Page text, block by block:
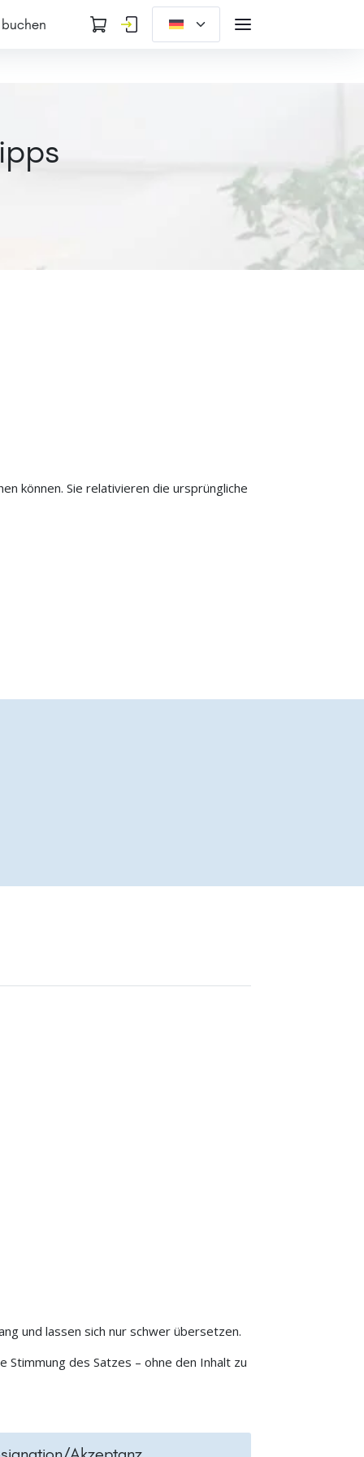
buchen
können. Sie relativieren die ursprüngliche
und lassen sich nur schwer übersetzen.
des Satzes – ohne den Inhalt zu